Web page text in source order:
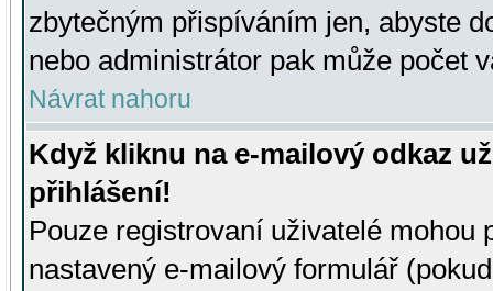
zbytečným přispíváním jen, abyste
nebo administrátor pak může počet
Návrat nahoru
Když kliknu na e-mailový odkaz
přihlášení!
Pouze registrovaní uživatelé mohou
nastavený e-mailový formulář